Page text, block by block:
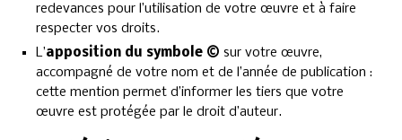
redevances pour l’utilisation de votre œuvre et à faire
respecter vos droits.
L’apposition du symbole © sur votre œuvre,
accompagné de votre nom et de l’année de publication :
cette mention permet d’informer les tiers que votre
œuvre est protégée par le droit d’auteur.